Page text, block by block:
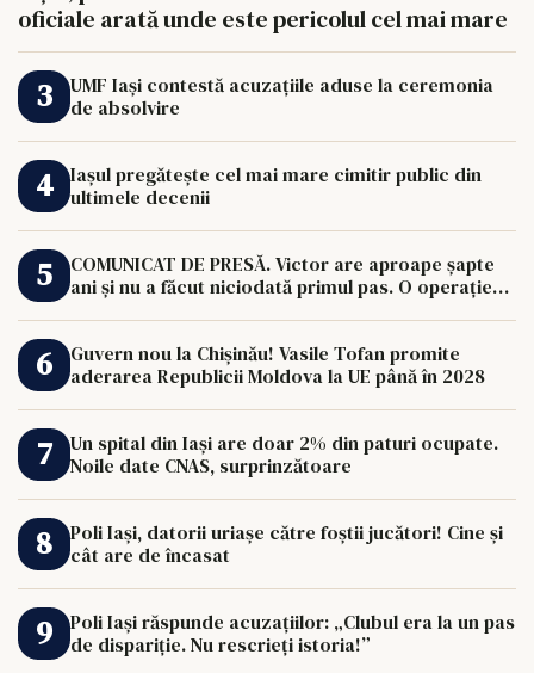
oficiale arată unde este pericolul cel mai mare
UMF Iași contestă acuzațiile aduse la ceremonia
de absolvire
Iașul pregătește cel mai mare cimitir public din
ultimele decenii
COMUNICAT DE PRESĂ. Victor are aproape șapte
ani și nu a făcut niciodată primul pas. O operație
Guvern nou la Chișinău! Vasile Tofan promite
aderarea Republicii Moldova la UE până în 2028
Un spital din Iași are doar 2% din paturi ocupate.
Noile date CNAS, surprinzătoare
Poli Iași, datorii uriașe către foștii jucători! Cine și
cât are de încasat
Poli Iași răspunde acuzațiilor: „Clubul era la un pas
de dispariție. Nu rescrieți istoria!”